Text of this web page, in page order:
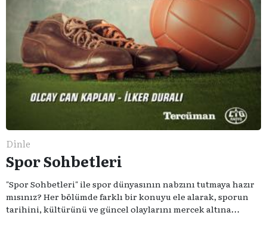
Dinle
Spor Sohbetleri
"Spor Sohbetleri" ile spor dünyasının nabzını tutmaya hazır
mısınız? Her bölümde farklı bir konuyu ele alarak, sporun
tarihini, kültürünü ve güncel olaylarını mercek altına